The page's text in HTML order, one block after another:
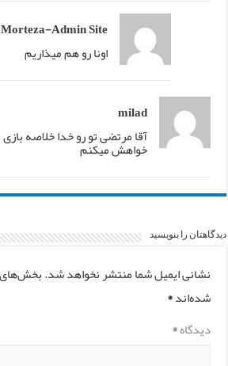
Morteza-Admin Site
اونا رو هم میذاریم
milad
خواهش میکنم
دیدگاهتان را بنویسید
نشانی ایمیل شما منتشر نخواهد شد.بخش‌های
شده‌اند*
دیدگاه*